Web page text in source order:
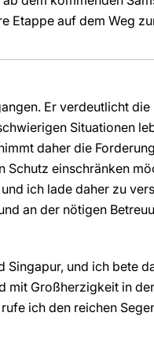
Etappe auf dem Weg
Er verdeutlicht
Situationen
daher die
einschränken
ich lade daher zu
an der nötigen
Singapur, und ich bete
mit Großherzigkeit in
ich den reichen